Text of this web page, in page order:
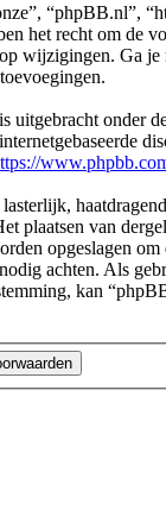
“phpBB.nl”,
het recht om de
wijzigingen.
uitgebracht onder
plaatsen van
opgeslagen
achten. Als
kan